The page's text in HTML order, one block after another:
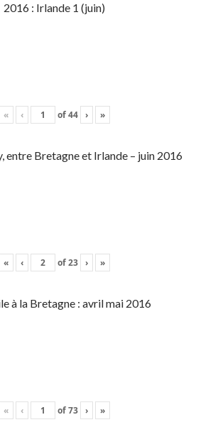
2016 : Irlande 1 (juin)
« ‹ of44 › »
entre Bretagne et Irlande – juin 2016
« ‹ of23 › »
à la Bretagne : avril mai 2016
« ‹ of73 › »